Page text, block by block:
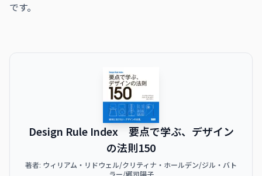
です。
Design Rule Index 要点で学ぶ、デザイン
の法則150
著者: ウィリアム・リドウェル/クリティナ・ホールデン/ジル・バト
ラー/郷司陽子